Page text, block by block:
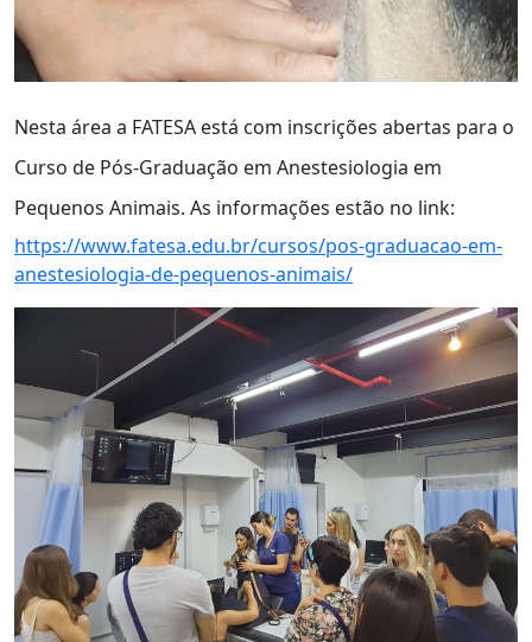
Nesta área a FATESA está com inscrições abertas para o
Curso de Pós-Graduação em Anestesiologia em
Pequenos Animais. As informações estão no link:
https://www.fatesa.edu.br/cursos/pos-graduacao-em-
anestesiologia-de-pequenos-animais/